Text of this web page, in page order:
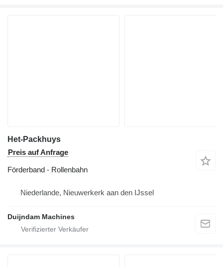
Het-Packhuys
Preis auf Anfrage
Förderband - Rollenbahn
Niederlande, Nieuwerkerk aan den IJssel
Duijndam Machines